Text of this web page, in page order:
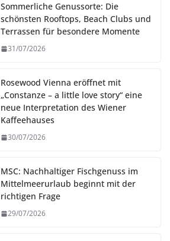
Sommerliche Genussorte: Die
schönsten Rooftops, Beach Clubs und
Terrassen für besondere Momente
31/07/2026
Rosewood Vienna eröffnet mit
„Constanze – a little love story“ eine
neue Interpretation des Wiener
Kaffeehauses
30/07/2026
MSC: Nachhaltiger Fischgenuss im
Mittelmeerurlaub beginnt mit der
richtigen Frage
29/07/2026